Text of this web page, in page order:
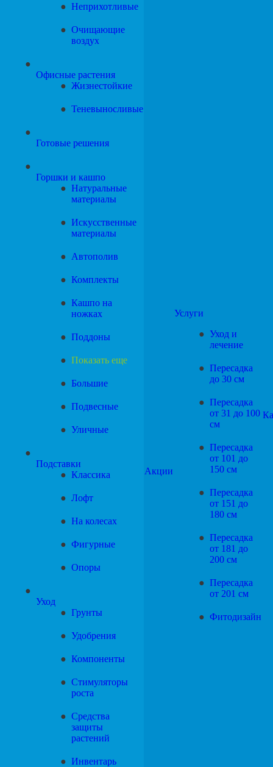
Неприхотливые
Очищающие
воздух
Офисные растения
Жизнестойкие
Теневыносливые
Готовые решения
Горшки и кашпо
Натуральные
материалы
Искусственные
материалы
Автополив
Комплекты
Кашпо на
ножках
Поддоны
Показать еще
Большие
Подвесные
Уличные
Подставки
Классика
Лофт
На колесах
Фигурные
Опоры
Уход
Грунты
Удобрения
Компоненты
Стимуляторы
роста
Средства
защиты
растений
Инвентарь
Акции
Услуги
Уход и
лечение
Пересадка
до 30 см
Пересадка
от 31 до 100
см
Пересадка
от 101 до
150 см
Пересадка
от 151 до
180 см
Пересадка
от 181 до
200 см
Пересадка
от 201 см
Фитодизайн